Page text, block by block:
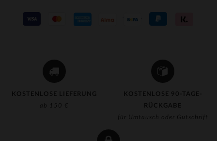
KOSTENLOSE LIEFERUNG
ab 150 €
KOSTENLOSE 90-TAGE-
RÜCKGABE
für Umtausch oder Gutschrift